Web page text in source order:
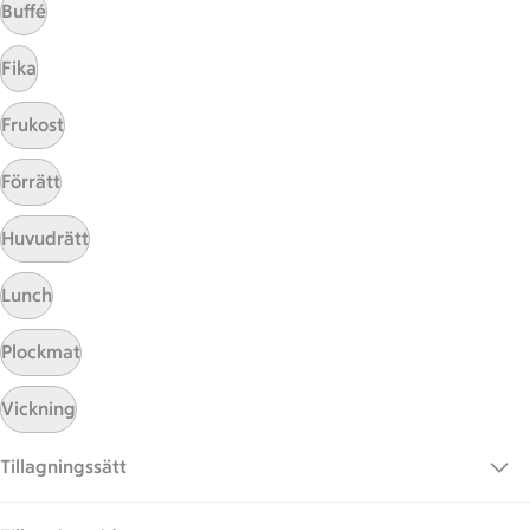
Buffé
Fika
Frukost
Förrätt
Huvudrätt
Lunch
Plockmat
Vickning
Tillagningssätt